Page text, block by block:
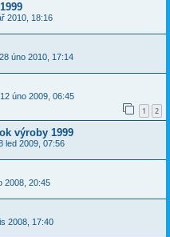
2010, 18:16
28 úno 2010, 17:14
12 úno 2009, 06:45
1 2
výroby 1999
led 2009, 07:56
2008, 20:45
2008, 17:40